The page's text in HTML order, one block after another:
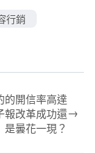
行銷
的開信率高達
報改革成功還
是曇花一現？
→